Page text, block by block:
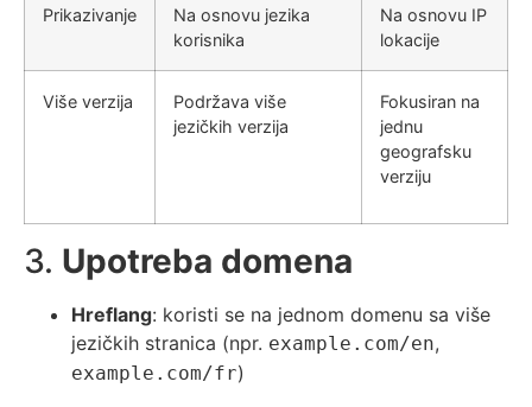
Prikazivanje
Na osnovu jezika
korisnika
Na osnovu IP
lokacije
Više verzija
Podržava više
jezičkih verzija
Fokusiran na
jednu
geografsku
verziju
3. Upotreba domena
Hreflang: koristi se na jednom domenu sa više
jezičkih stranica (npr. example.com/en,
example.com/fr)